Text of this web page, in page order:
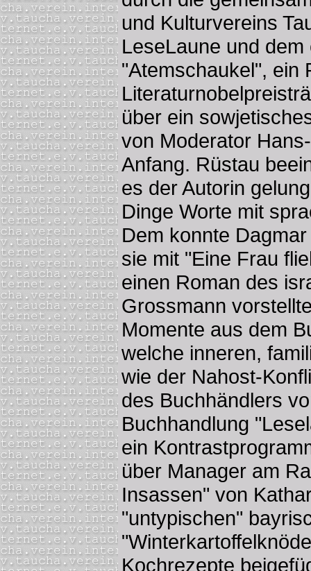
und Kulturvereins
LeseLaune und
"Atemschaukel", ein
über ein
von Moderator
Anfang. Rüstau
es der Autorin
Dinge Worte mit
Dem konnte
sie mit "Eine Frau
einen Roman des
Grossmann
Momente aus dem
welche inneren,
wie der Nahost-
des Buchhändlers
Buchhandlung
ein
über Manager am
Insassen" von
"untypischen"
Kochrezepte